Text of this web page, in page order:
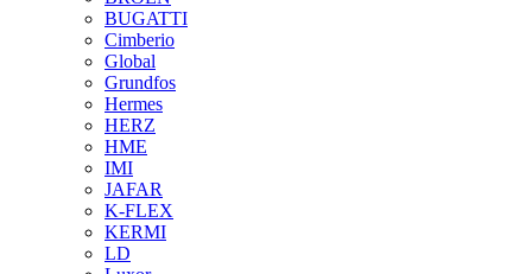
BUGATTI
Cimberio
Global
Grundfos
Hermes
HERZ
HME
IMI
JAFAR
K-FLEX
KERMI
LD